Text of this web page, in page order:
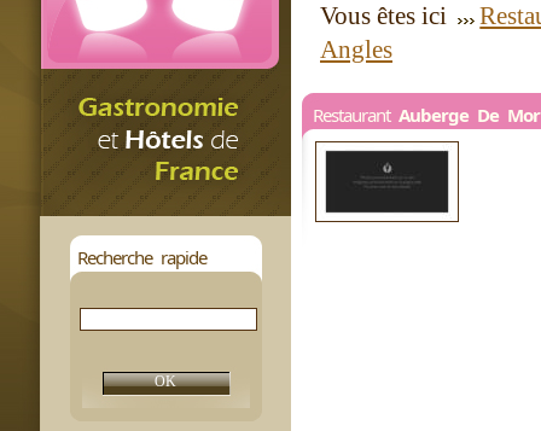
Recherche rapide
Vous êtes ici
Angles
Restaurant Auberge De